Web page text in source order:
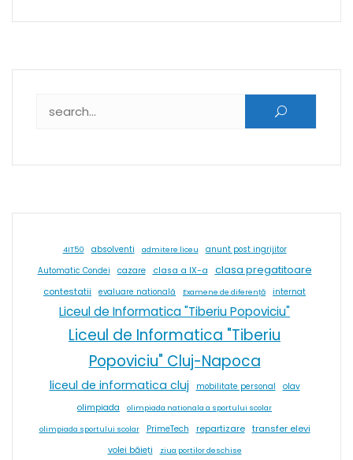
4IT50 absolventi admitere liceu anunt post ingrijitor
Automatic Condei cazare clasa a IX-a clasa pregatitoare
contestatii evaluare natională Examene de diferență internat
Liceul de Informatica "Tiberiu Popoviciu"
Liceul de Informatica "Tiberiu
Popoviciu" Cluj-Napoca
liceul de informatica cluj mobilitate personal
olav
olimpiada
olimpiada nationala a sportului scolar
olimpiada sportului scolar PrimeTech repartizare transfer elevi
volei băieți ziua portilor deschise